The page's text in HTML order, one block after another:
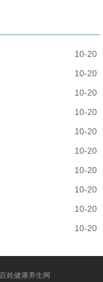
10-20
10-20
10-20
10-20
10-20
10-20
10-20
10-20
10-20
10-20
姓健康养生网